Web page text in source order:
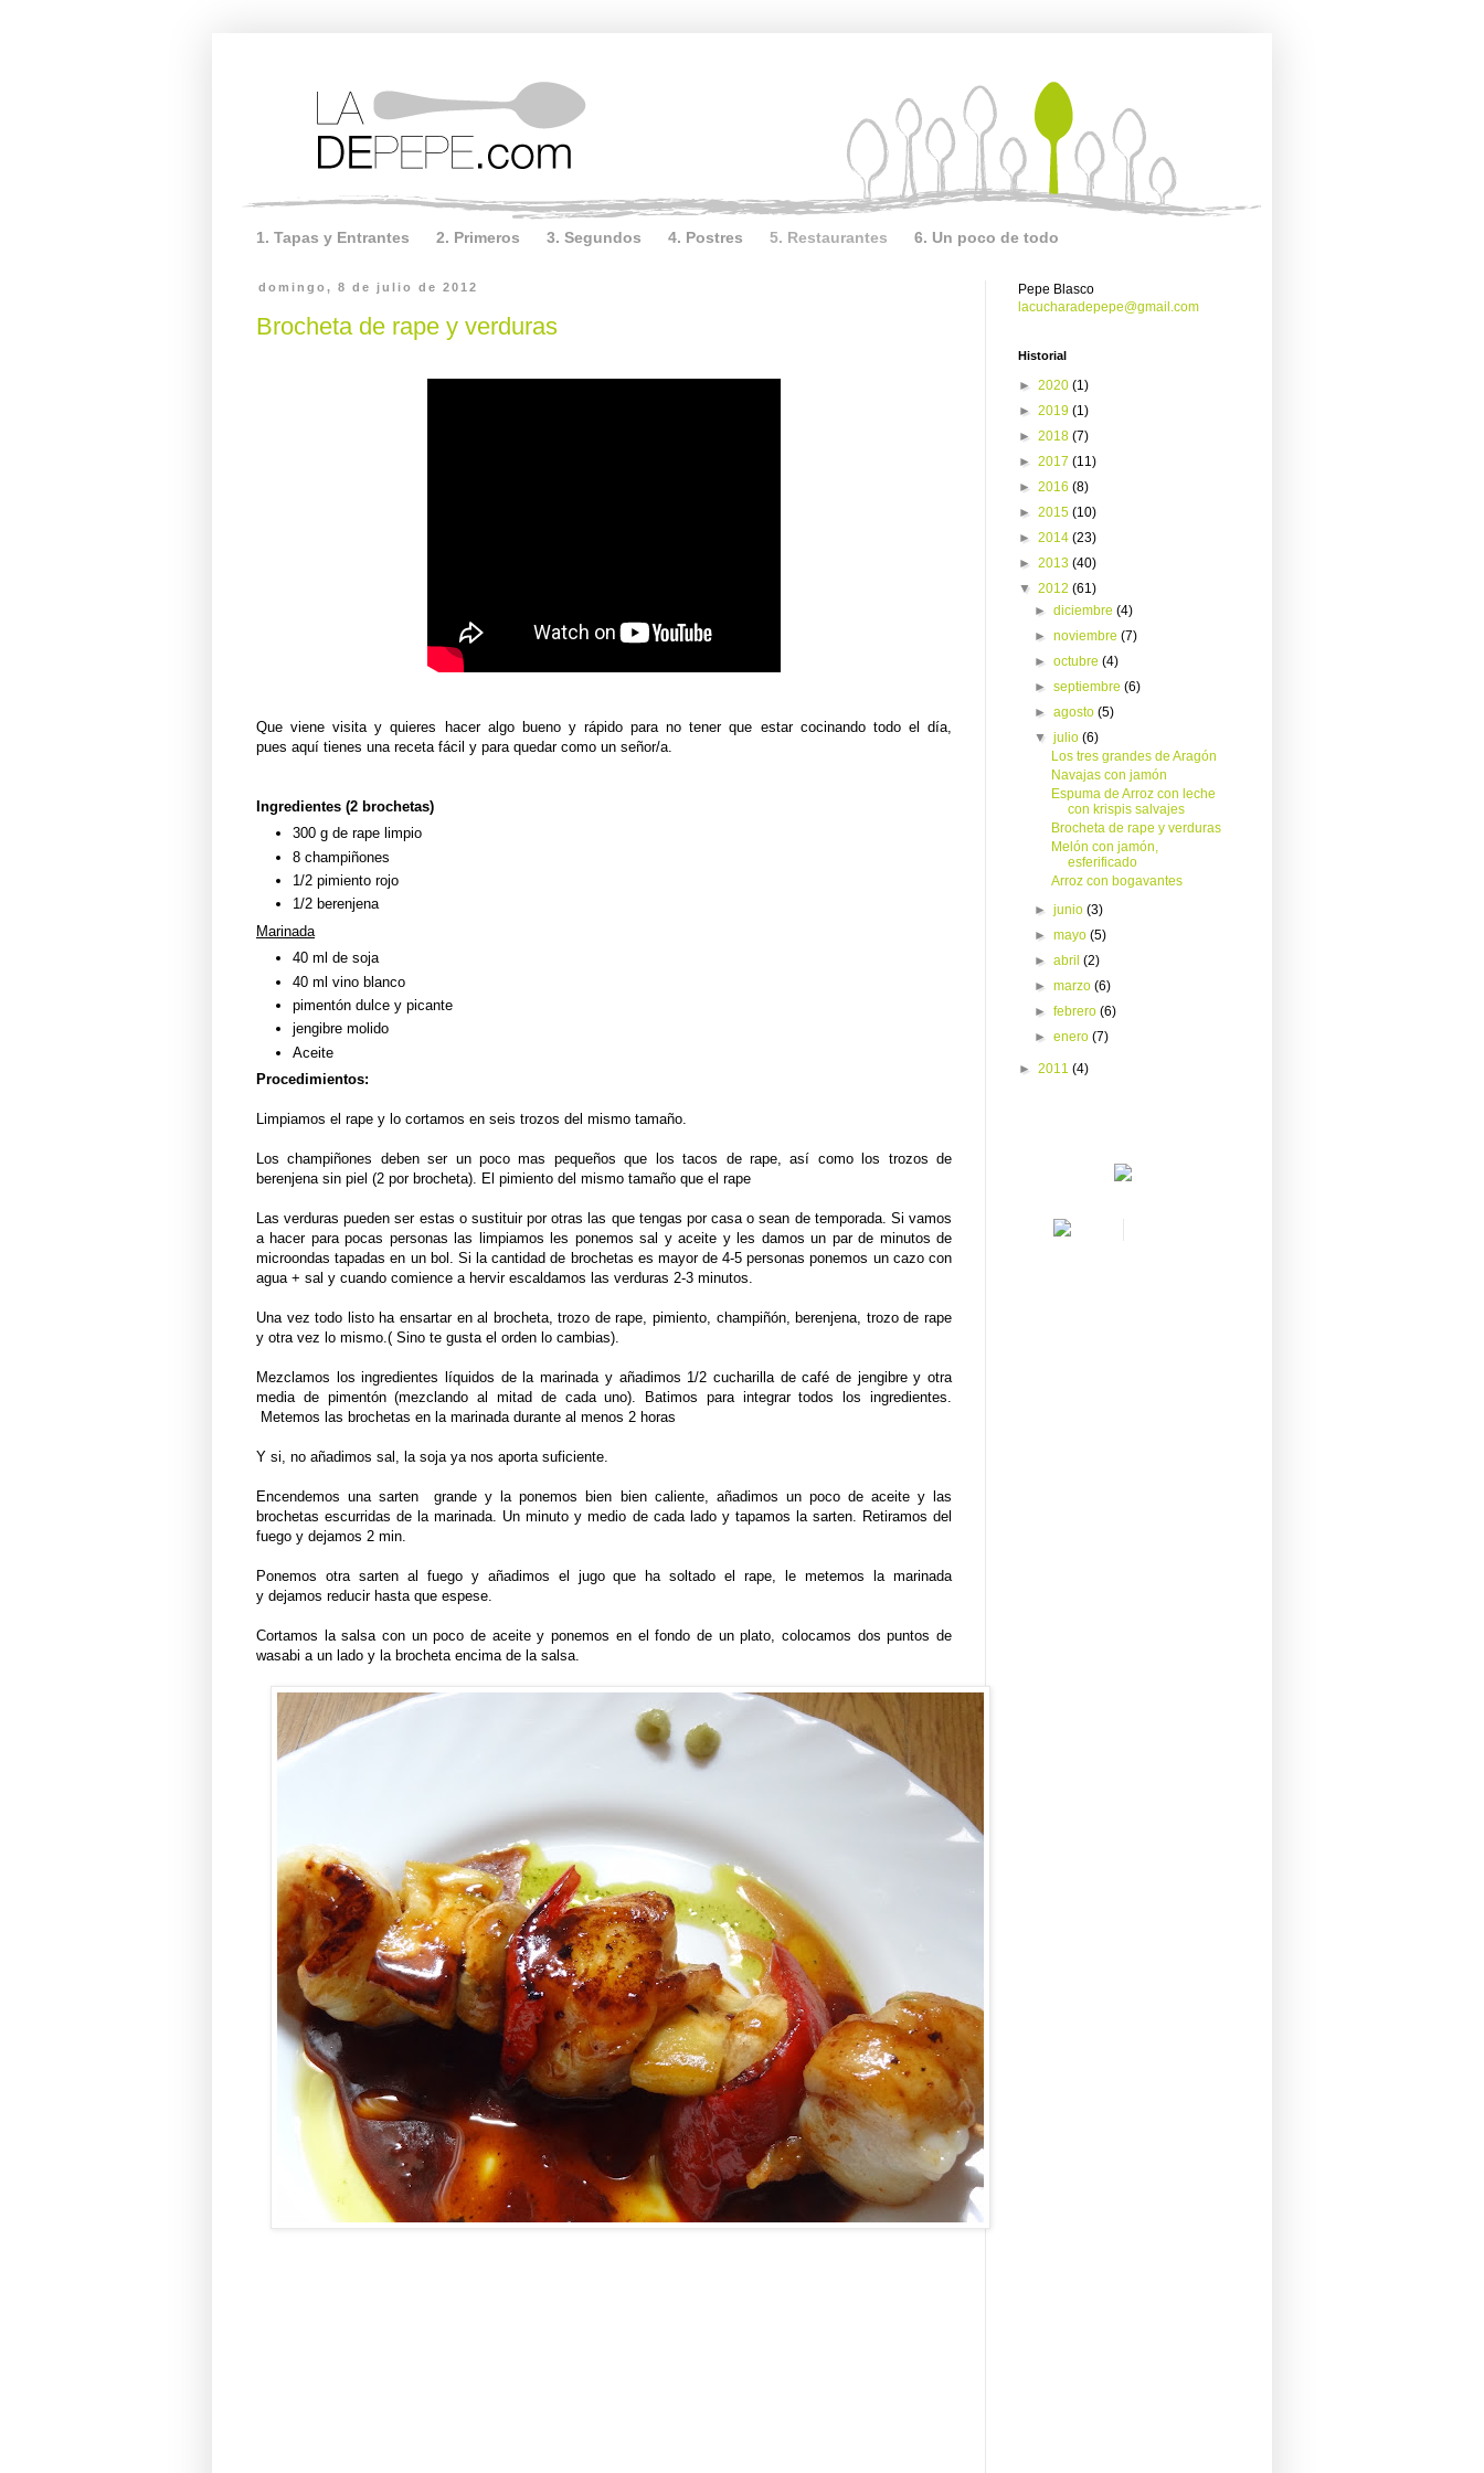
1. Tapas y Entrantes 2. Primeros 3. Segundos 4. Postres 5. Restaurantes 6. Un poco de todo
domingo, 8 de julio de 2012
Brocheta de rape y verduras
Que viene visita y quieres hacer algo bueno y rápido para no tener que estar cocinando todo el día,
pues aquí tienes una receta fácil y para quedar como un señor/a.
Ingredientes (2 brochetas)
300 g de rape limpio
8 champiñones
1/2 pimiento rojo
1/2 berenjena
Marinada
40 ml de soja
40 ml vino blanco
pimentón dulce y picante
jengibre molido
Aceite
Procedimientos:
Limpiamos el rape y lo cortamos en seis trozos del mismo tamaño.
Los champiñones deben ser un poco mas pequeños que los tacos de rape,así como los trozos de
berenjena sin piel (2 por brocheta). El pimiento del mismo tamaño que el rape
Las verduras pueden ser estas o sustituir por otras las que tengas por casa o sean de temporada. Si vamos
a hacer para pocas personas las limpiamos les ponemos sal y aceite y les damos un par de minutos de
microondas tapadas en un bol. Si la cantidad de brochetas es mayor de 4-5 personas ponemos un cazo con
agua + sal y cuando comience a hervir escaldamos las verduras 2-3 minutos.
Una vez todo listo ha ensartar en al brocheta, trozo de rape, pimiento, champiñón, berenjena, trozo de rape
y otra vez lo mismo.( Sino te gusta el orden lo cambias).
Mezclamos los ingredientes líquidos de la marinada y añadimos 1/2 cucharilla de café de jengibre y otra
media de pimentón (mezclando al mitad de cada uno). Batimos para integrar todos los ingredientes.
Metemos las brochetas en la marinada durante al menos 2 horas
Y si, no añadimos sal, la soja ya nos aporta suficiente.
Encendemos una sarten grande y la ponemos bien bien caliente, añadimos un poco de aceite y las
brochetas escurridas de la marinada. Un minuto y medio de cada lado y tapamos la sarten. Retiramos del
fuego y dejamos 2 min.
Ponemos otra sarten al fuego y añadimos el jugo que ha soltado el rape, le metemos la marinada
y dejamos reducir hasta que espese.
Cortamos la salsa con un poco de aceite y ponemos en el fondo de un plato, colocamos dos puntos de
wasabi a un lado y la brocheta encima de la salsa.
Pepe Blasco
lacucharadepepe@gmail.com
Historial
► 2020 (1)
► 2019 (1)
► 2018 (7)
► 2017 (11)
► 2016 (8)
► 2015 (10)
► 2014 (23)
► 2013 (40)
▼ 2012 (61)
►diciembre(4)
►noviembre(7)
►octubre(4)
►septiembre(6)
►agosto(5)
▼julio(6)
Los tres grandes de Aragón
Navajas con jamón
Espuma de Arroz con leche
con krispis salvajes
Brocheta de rape y verduras
Melón con jamón,
esferificado
Arroz con bogavantes
►junio(3)
►mayo(5)
►abril(2)
►marzo(6)
►febrero(6)
►enero(7)
► 2011 (4)